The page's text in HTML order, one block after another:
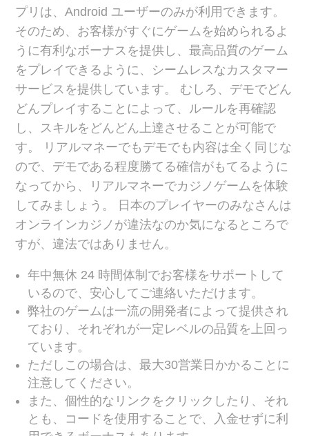
プリは、Android ユーザーのみが利用できます。
そのため、お客様がすぐにゲームを始められるよ
うに有利なボーナスを提供し、最高品質のゲーム
をプレイできるように、シームレスなカスタマー
サービスを提供しています。 むしろ、デモでどん
どんプレイすることによって、ルールを再確認
し、スキルをどんどん上達させることが可能で
す。 リアルマネーでもデモでも内容は全く同じな
ので、デモである程度勝てる確信がもてるように
なってから、リアルマネーでカジノゲームを体験
してみましょう。 日本のプレイヤーのみなさんは
オンラインカジノが違法なのか気になるところで
すが、違法ではありません。
年中無休 24 時間体制でお客様をサポートして
いるので、安心してご連絡いただけます。
弊社のゲームは一流の開発者によって提供され
ており、それぞれが一定レベルの品質を上回っ
ています。
ただしこの場合は、最大30営業日かかることに
注意してください。
また、個性的なリンクをクリックしたり、それ
とも、コードを使用することで、入金せずに利